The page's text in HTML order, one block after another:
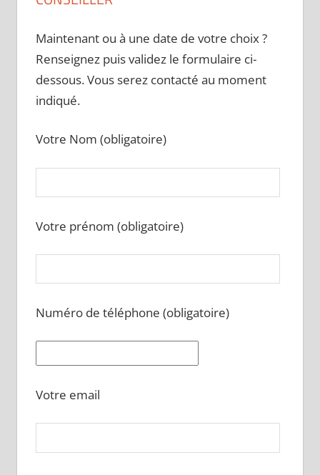
Maintenant ou à une date de votre choix ?
Renseignez puis validez le formulaire ci-
dessous. Vous serez contacté au moment
indiqué.
Votre Nom (obligatoire)
Votre prénom (obligatoire)
Numéro de téléphone (obligatoire)
Votre email